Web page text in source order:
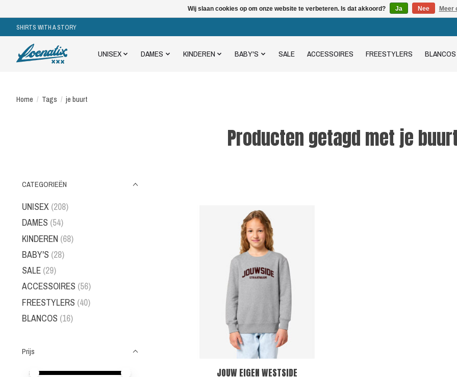
SHIRTS WITH A STORY
UNISEX DAMES KINDEREN BABY'S SALE ACCESSOIRES FREESTYLERS BLANCOS
Home / Tags / je buurt
Producten getagd met je
CATEGORIEËN
UNISEX (208)
DAMES (54)
KINDEREN (68)
BABY'S (28)
SALE (29)
ACCESSOIRES (56)
FREESTYLERS (40)
BLANCOS (16)
Prijs
Minimale prijswaarde
Price maximum value JOUW EIGEN WESTSIDE
Wij slaan cookies op om onze website te verbeteren. Is dat akkoord? Ja Nee Meer